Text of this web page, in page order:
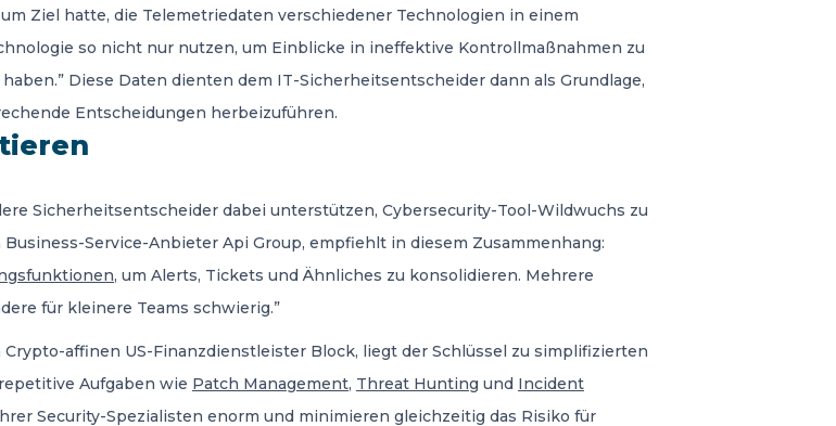
Ziel hatte, die Telemetriedaten verschiedener Technologien in einem
so nicht nur nutzen, um Einblicke in ineffektive Kontrollmaßnahmen zu
Diese Daten dienten dem IT-Sicherheitsentscheider dann als Grundlage,
Entscheidungen herbeizuführen.
Sicherheitsentscheider dabei unterstützen, Cybersecurity-Tool-Wildwuchs zu
Service-Anbieter Api Group, empfiehlt in diesem Zusammenhang:
, um Alerts, Tickets und Ähnliches zu konsolidieren. Mehrere
für kleinere Teams schwierig.”
affinen US-Finanzdienstleister Block, liegt der Schlüssel zu simplifizierten
Aufgaben wie Patch Management, Threat Hunting und Incident
Security-Spezialisten enorm und minimieren gleichzeitig das Risiko für